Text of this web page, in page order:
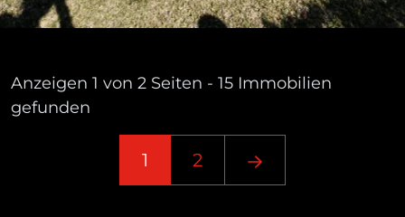
Anzeigen 1 von 2 Seiten - 15 Immobilien
gefunden
1 2